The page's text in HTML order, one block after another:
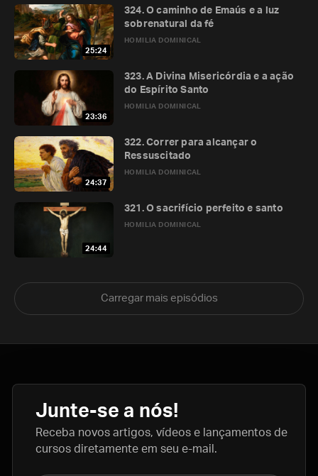
25:24
HOMILIA DOMINICAL
324. O caminho de Emaús e a luz
sobrenatural da fé
23:36
HOMILIA DOMINICAL
323. A Divina Misericórdia e a ação
do Espírito Santo
24:37
HOMILIA DOMINICAL
322. Correr para alcançar o
Ressuscitado
24:44
HOMILIA DOMINICAL
321. O sacrifício perfeito e santo
Carregar mais episódios
Junte-se a nós!
Receba novos artigos, vídeos e lançamentos de
cursos diretamente em seu e-mail.